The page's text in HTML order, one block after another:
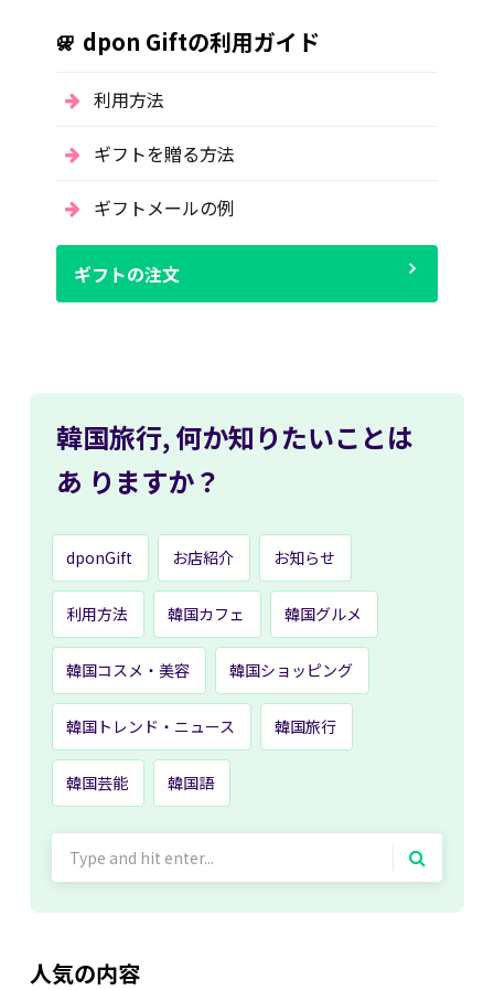
dpon Giftの利用ガイド
利用方法
ギフトを贈る方法
ギフトメールの例
ギフトの注文
韓国旅行, 何か知りたいことは
あ りますか？
dponGift お店紹介 お知らせ
利用方法 韓国カフェ 韓国グルメ
韓国コスメ・美容 韓国ショッピング
韓国トレンド・ニュース 韓国旅行
韓国芸能 韓国語
人気の内容